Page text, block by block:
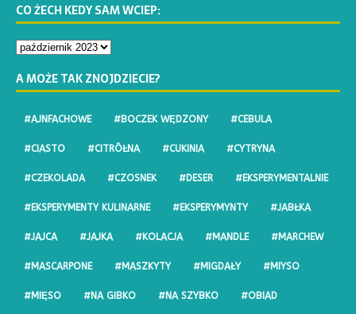
CO ŻECH KEDY SAM WCIEP:
A MOŻE TAK ZNOJDZIECIE?
#AJNFACHOWE #BOCZEK WĘDZONY #CEBULA
#CIASTO #CITRŌŁNA #CUKINIA #CYTRYNA
#CZEKOLADA #CZOSNEK #DESER #EKSPERYMENTALNIE
#EKSPERYMENTY KULINARNE #EKSPERYMYNTY #JABŁKA
#JAJCA #JAJKA #KOLACJA #MANDLE #MARCHEW
#MASCARPONE #MASZKYTY #MIGDAŁY #MIYSO
#MIĘSO #NA GIBKO #NA SZYBKO #OBIAD